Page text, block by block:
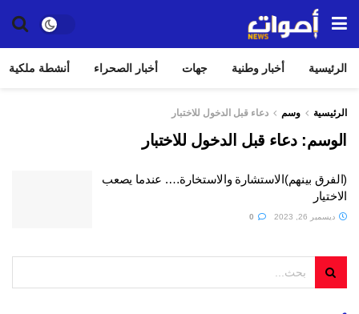
الرئيسية أخبار وطنية جهات أخبار الصحراء أنشطة ملكية
الرئيسية وسم دعاء قبل الدخول للاختبار
الوسم:دعاء قبل الدخول للاختبار
(الفرق بينهم)الاستشارة والاستخارة…. عندما يصعب
الاختيار
ديسمبر 26, 2023